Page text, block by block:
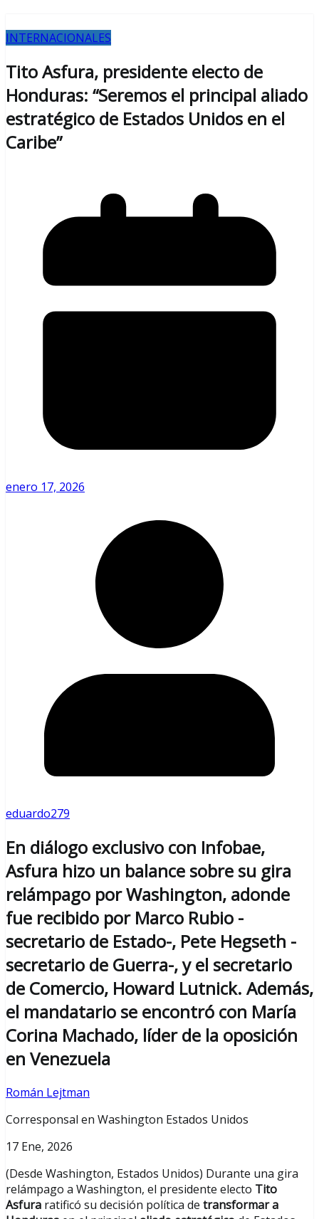
INTERNACIONALES
Tito Asfura, presidente electo de
Honduras: “Seremos el principal aliado
estratégico de Estados Unidos en el
Caribe”
enero 17, 2026
eduardo279
En diálogo exclusivo con Infobae,
Asfura hizo un balance sobre su gira
relámpago por Washington, adonde
fue recibido por Marco Rubio -
secretario de Estado-, Pete Hegseth -
secretario de Guerra-, y el secretario
de Comercio, Howard Lutnick. Además,
el mandatario se encontró con María
Corina Machado, líder de la oposición
en Venezuela
Román Lejtman
Corresponsal en Washington Estados Unidos
17 Ene, 2026
(Desde Washington, Estados Unidos) Durante una gira
relámpago a Washington, el presidente electo Tito
Asfura ratificó su decisión política de transformar a